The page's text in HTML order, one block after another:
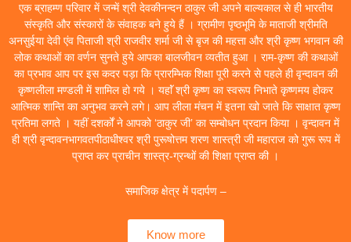
एक ब्राहम्ण परिवार में जन्में श्री देवकीनन्दन ठाकुर जी अपने बाल्यकाल से ही भारतीय
संस्कृति और संस्कारों के संवाहक बने हुये हैं । ग्रामीण पृष्ठभूमि के माताजी श्रीमति
अनसुईया देवी एंव पिताजी श्री राजवीर शर्मा जी से बृज की महत्ता और श्री कृष्ण भगवान की
लोक कथाओं का वर्णन सुनते हुये आपका बालजीवन व्यतीत हुआ । राम-कृष्ण की कथाओं
का प्रभाव आप पर इस कदर पड़ा कि प्रारम्भिक शिक्षा पूरी करने से पहले ही वृन्दावन की
कृष्णलीला मण्डली में शामिल हो गये । यहाॅं श्री कृष्ण का स्वरूप निभाते कृष्णमय होकर
आत्मिक शान्ति का अनुभव करने लगे। आप लीला मंचन में इतना खो जाते कि साक्षात कृष्ण
प्रतिमा लगते । यहीं दशर्कों ने आपको ‘ठाकुर जी’ का सम्बोधन प्रदान किया । वृन्दावन में
ही श्री वृन्दावनभागवतपीठाधीश्वर श्री पुरूषोत्तम शरण शास्त्री जी महाराज को गुरू रूप में
प्राप्त कर प्राचीन शास्त्र-ग्रन्थों की शिक्षा प्राप्त की ।
समाजिक क्षेत्र में पदार्पण –
Know more